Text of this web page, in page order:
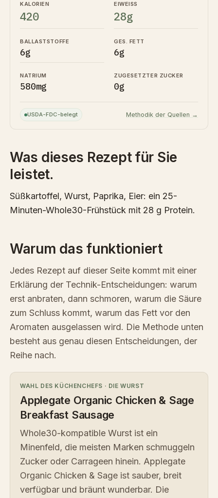
KALORIEN
420
EIWEISS
28g
BALLASTSTOFFE
6g
GES. FETT
6g
NATRIUM
580mg
ZUGESETZTER ZUCKER
0g
USDA-FDC-belegt Methodik der Quellen →
Was dieses Rezept für Sie
leistet.
Süßkartoffel, Wurst, Paprika, Eier: ein 25-
Minuten-Whole30-Frühstück mit 28 g Protein.
Warum das funktioniert
Jedes Rezept auf dieser Seite kommt mit einer
Erklärung der Technik-Entscheidungen: warum
erst anbraten, dann schmoren, warum die Säure
zum Schluss kommt, warum das Fett vor den
Aromaten ausgelassen wird. Die Methode unten
besteht aus genau diesen Entscheidungen, der
Reihe nach.
WAHL DES KÜCHENCHEFS · DIE WURST
Applegate Organic Chicken & Sage
Breakfast Sausage
Whole30-kompatible Wurst ist ein
Minenfeld, die meisten Marken schmuggeln
Zucker oder Carrageen hinein. Applegate
Organic Chicken & Sage ist sauber, breit
verfügbar und bräunt wunderbar. Die